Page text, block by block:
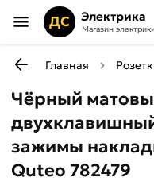
ДС Электрика
Магазин
Главная
Чёрный
зажимы
Quteo 782479